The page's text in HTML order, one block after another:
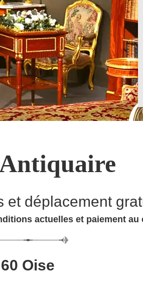
et déplacement
actuelles et paiement au
60 Oise